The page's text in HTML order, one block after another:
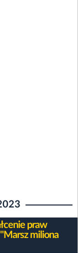
praw
miliona